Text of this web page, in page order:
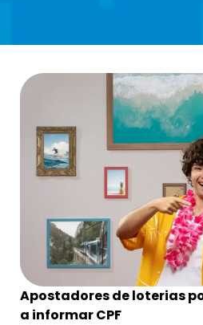
Apostadores de loterias
a informar CPF